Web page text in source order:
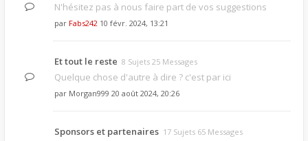
N'hésitez pas à nous faire part de vos suggestions
par Fabs242 10 févr. 2024, 13:21
Et tout le reste 8 Sujets 25 Messages
Quelque chose d'autre à dire ? c'est par ici
par Morgan999 20 août 2024, 20:26
Sponsors et partenaires 17 Sujets 65 Messages